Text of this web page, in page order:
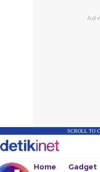
SCROLL TO
Home Gadget